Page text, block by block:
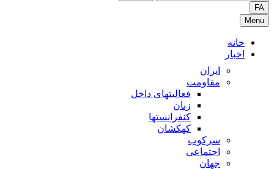
FA
Menu
خانه
اخبار
ایران
مقاومت
فعالیتهای داخل
زنان
کنفرانستها
کهکشان
سرکوب
اجتماعی
جهان